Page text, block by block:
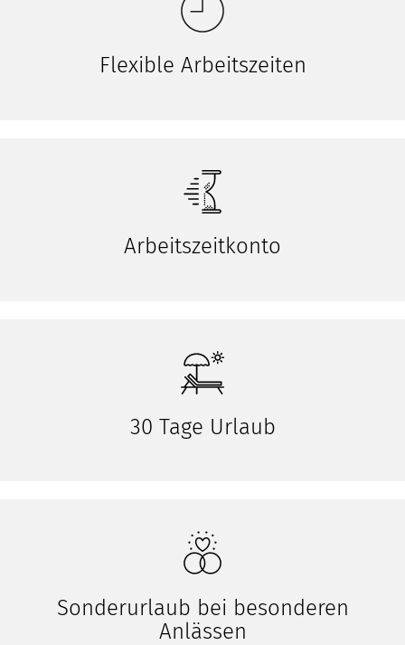
Flexible Arbeitszeiten
Arbeitszeitkonto
30 Tage Urlaub
Sonderurlaub bei besonderen
Anlässen